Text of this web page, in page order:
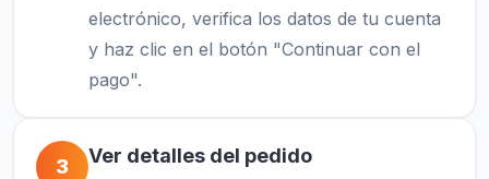
electrónico, verifica los datos de tu cuenta
y haz clic en el botón "Continuar con el
pago".
3 Ver detalles del pedido